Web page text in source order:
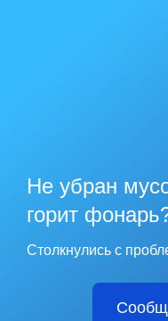
Не убран
горит
Столкнулись с